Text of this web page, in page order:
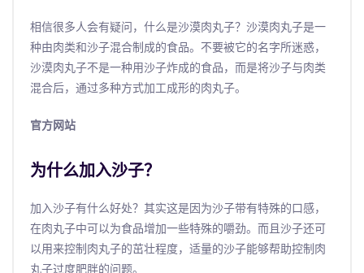
相信很多人会有疑问，什么是沙漠肉丸子？沙漠肉丸子是一
种由肉类和沙子混合制成的食品。不要被它的名字所迷惑，
沙漠肉丸子不是一种用沙子炸成的食品，而是将沙子与肉类
混合后，通过多种方式加工成形的肉丸子。
官方网站
为什么加入沙子？
加入沙子有什么好处？其实这是因为沙子带有特殊的口感，
在肉丸子中可以为食品增加一些特殊的嚼劲。而且沙子还可
以用来控制肉丸子的茁壮程度，适量的沙子能够帮助控制肉
丸子过度肥胖的问题。